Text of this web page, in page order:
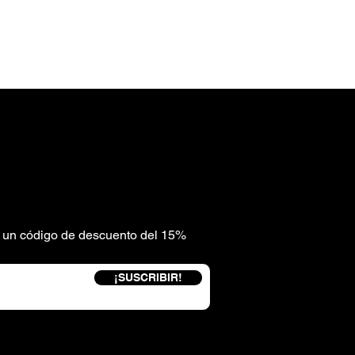
código de descuento del 15%
¡SUSCRIBIR!